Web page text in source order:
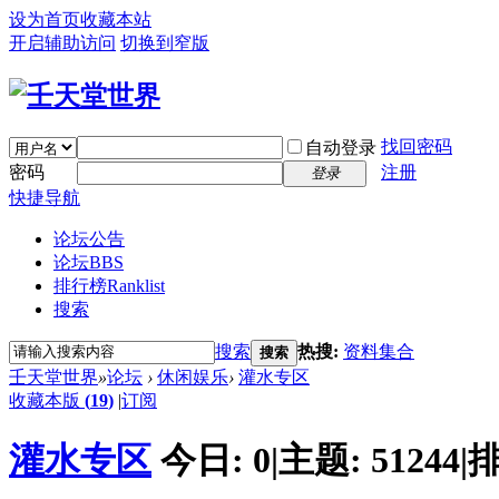
设为首页收藏本站
开启辅助访问 切换到窄版
自动登录 找回密码
密码
登录
注册
快捷导航
论坛公告
论坛BBS
排行榜Ranklist
搜索
搜索 搜索 热搜: 资料集合
壬天堂世界»论坛 › 休闲娱乐› 灌水专区
收藏本版 (19) |订阅
灌水专区 今日: 0|主题: 51244|